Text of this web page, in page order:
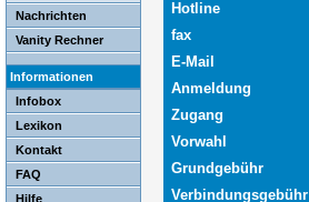
Nachrichten
Vanity Rechner
Informationen
Infobox
Lexikon
Kontakt
FAQ
Hilfe
Hotline
fax
E-Mail
Anmeldung
Zugang
Vorwahl
Grundgebühr
Verbindungsgebühr